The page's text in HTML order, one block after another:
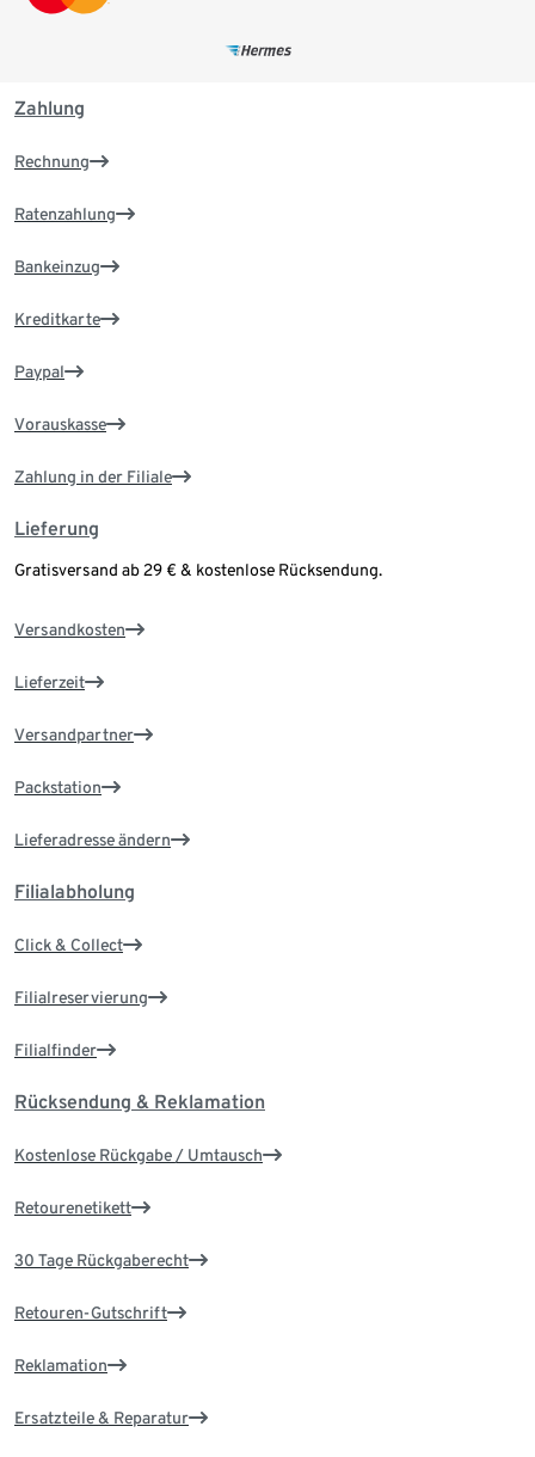
Zahlung
Rechnung
Ratenzahlung
Bankeinzug
Kreditkarte
Paypal
Vorauskasse
Zahlung in der Filiale
Lieferung
Gratisversand ab 29 € & kostenlose Rücksendung.
Versandkosten
Lieferzeit
Versandpartner
Packstation
Lieferadresse ändern
Filialabholung
Click & Collect
Filialreservierung
Filialfinder
Rücksendung & Reklamation
Kostenlose Rückgabe / Umtausch
Retourenetikett
30 Tage Rückgaberecht
Retouren-Gutschrift
Reklamation
Ersatzteile & Reparatur